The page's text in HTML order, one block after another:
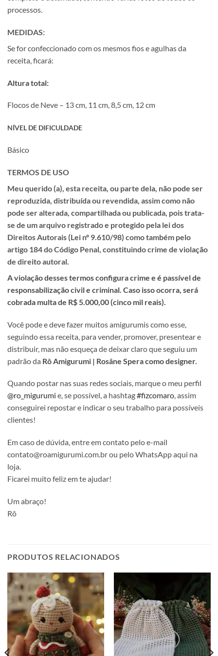
processos.
MEDIDAS:
Se for confeccionado com os mesmos fios e agulhas da
receita, ficará:
Altura total:
Flocos de Neve – 13 cm, 11 cm, 8,5 cm, 12 cm
NÍVEL DE DIFICULDADE
Básico
TERMOS DE USO
Meu querido (a), esta receita, ou parte dela, não pode ser
reproduzida, distribuída ou revendida, assim como não
pode ser alterada, compartilhada ou publicada, pois trata-
se de umarquivo registrado e protegido pela lei dos
Direitos Autorais (Lei nº 9.610/98) como também pelo
artigo 184 do Código Penal, constituindo crime de violação
de direito autoral.
A violação desses termos configura crime e é passível de
responsabilização civil e criminal. Caso isso ocorra, será
cobrada multa de R$ 5.000,00 (cinco mil reais).
Você pode e deve fazer muitos amigurumis como esse,
seguindo essa receita, para vender, promover, presentear e
distribuir, mas não esqueça de deixar claro que seguiu um
padrão da Rô Amigurumi | Rosâne Spera como designer.
Quando postar nas suas redes sociais, marque o meu perfil
@ro_migurumi e, se possível, a hashtag#fizcomaro, assim
conseguirei repostar e indicar o seu trabalho para possíveis
clientes!
Em caso de dúvida, entre em contato pelo e-mail
contato@roamigurumi.com.br ou pelo WhatsApp aqui na
loja.
Ficarei muito feliz em te ajudar!
Um abraço!
Rô
PRODUTOS RELACIONADOS